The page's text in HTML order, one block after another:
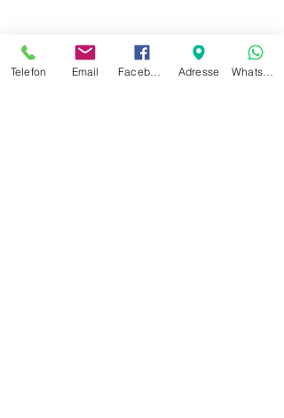
Telefon Email Adresse